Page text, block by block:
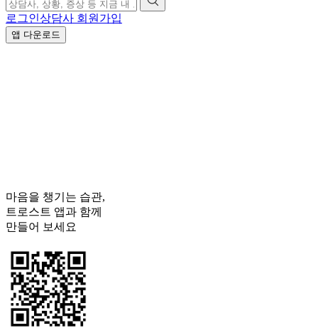
로그인상담사 회원가입
앱 다운로드
마음을 챙기는 습관,
트로스트 앱과 함께
만들어 보세요